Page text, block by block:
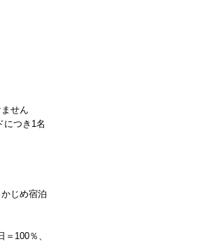
せん
につき1名
じめ宿泊
100％、